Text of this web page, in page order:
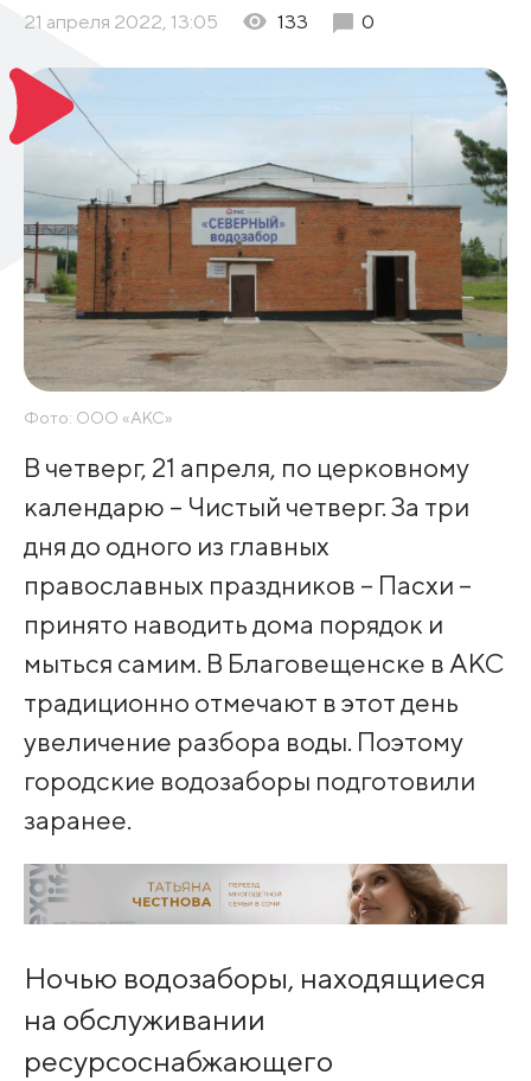
21 апреля 2022, 13:05 133 0
Фото: ООО «АКС»
В четверг, 21 апреля, по церковному
календарю – Чистый четверг. За три
дня до одного из главных
православных праздников – Пасхи –
принято наводить дома порядок и
мыться самим. В Благовещенске в АКС
традиционно отмечают в этот день
увеличение разбора воды. Поэтому
городские водозаборы подготовили
заранее.
Ночью водозаборы, находящиеся
на обслуживании
ресурсоснабжающего